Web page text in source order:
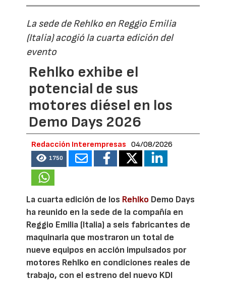
La sede de Rehlko en Reggio Emilia
(Italia) acogió la cuarta edición del
evento
Rehlko exhibe el
potencial de sus
motores diésel en los
Demo Days 2026
Redacción Interempresas 04/08/2026
1750
La cuarta edición de los Rehlko Demo Days
ha reunido en la sede de la compañía en
Reggio Emilia (Italia) a seis fabricantes de
maquinaria que mostraron un total de
nueve equipos en acción impulsados por
motores Rehlko en condiciones reales de
trabajo, con el estreno del nuevo KDI